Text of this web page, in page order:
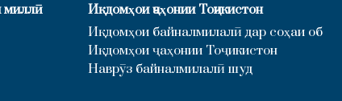
миллӣ
Иқдомҳои ҷаҳонии Тоҷикистон
Иқдомҳои байналмилалӣ дар соҳаи об
Иқдомҳои ҷаҳонии Тоҷикистон
Наврӯз байналмилалӣ шуд